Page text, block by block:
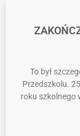
To był
Przedszkolu.
roku szkolnego